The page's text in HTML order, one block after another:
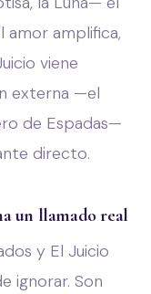
amor amplifica,
viene
externa —el
de Espadas—
directo.
un llamado real
y El Juicio
ignorar. Son